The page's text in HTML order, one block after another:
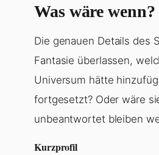
Was wäre
Die genauen Details des
Fantasie überlassen,
Universum hätte
fortgesetzt? Oder wäre
unbeantwortet bleiben
Kurzprofil